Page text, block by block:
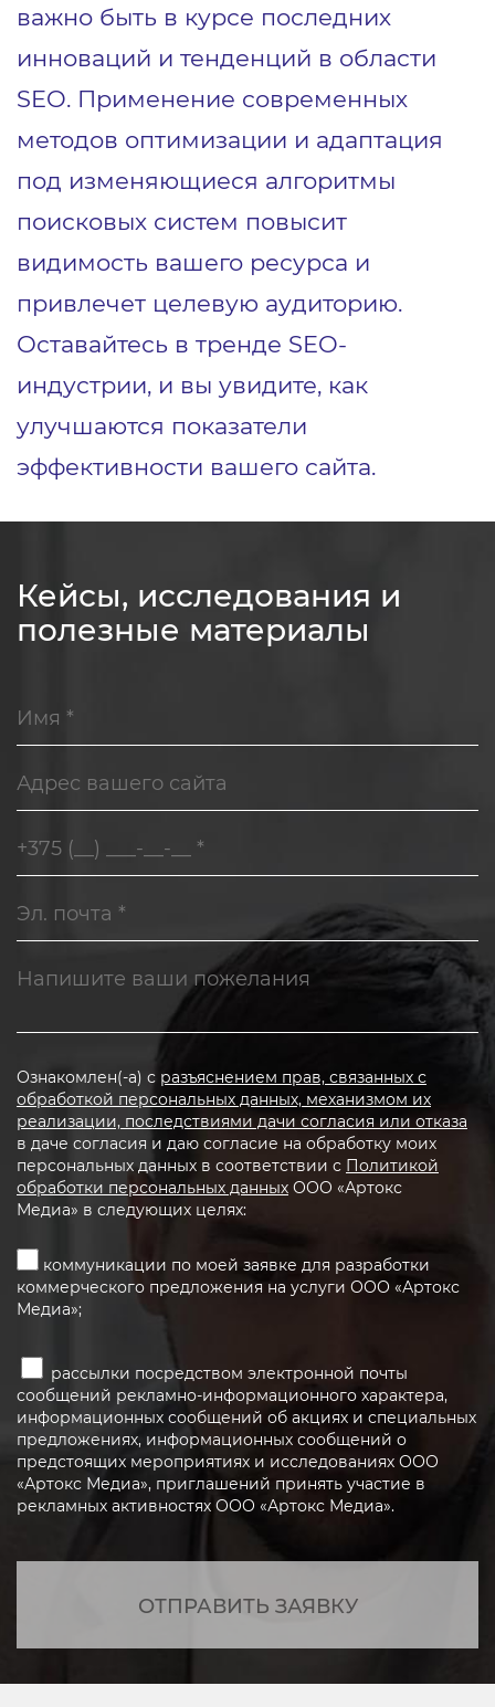
важно быть в курсе последних
инноваций и тенденций в области
SEO. Применение современных
методов оптимизации и адаптация
под изменяющиеся алгоритмы
поисковых систем повысит
видимость вашего ресурса и
привлечет целевую аудиторию.
Оставайтесь в тренде SEO-
индустрии, и вы увидите, как
улучшаются показатели
эффективности вашего сайта.
Кейсы, исследования и
полезные материалы
Ознакомлен(-а) с разъяснением прав, связанных с
обработкой персональных данных, механизмом их
реализации, последствиями дачи согласия или отказа
в даче согласия и даю согласие на обработку моих
персональных данных в соответствии с Политикой
обработки персональных данных ООО «Артокс
Медиа» в следующих целях:
коммуникации по моей заявке для разработки
коммерческого предложения на услуги ООО «Артокс
Медиа»;
рассылки посредством электронной почты
сообщений рекламно-информационного характера,
информационных сообщений об акциях и специальных
предложениях, информационных сообщений о
предстоящих мероприятиях и исследованиях ООО
«Артокс Медиа», приглашений принять участие в
рекламных активностях ООО «Артокс Медиа».
ОТПРАВИТЬ ЗАЯВКУ